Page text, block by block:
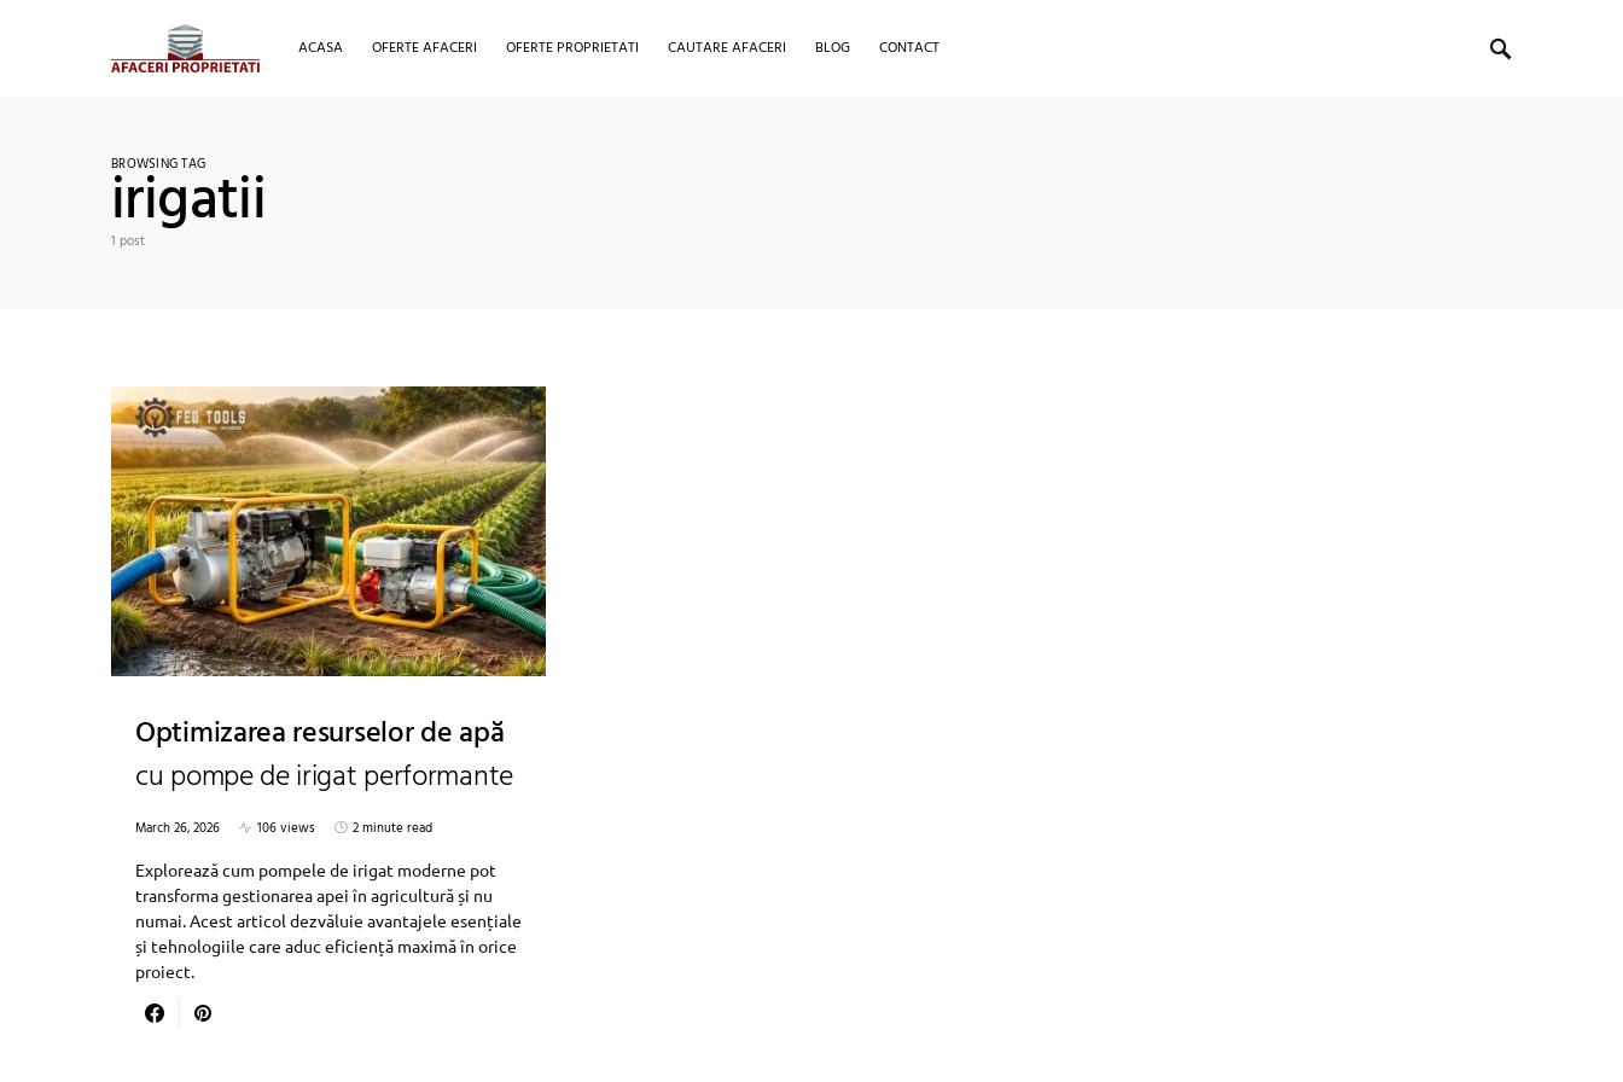
ACASA OFERTE AFACERI OFERTE PROPRIETATI CAUTARE AFACERI BLOG CONTACT
BROWSING TAG
irigatii
1 post
Optimizarea resurselor de apă
cu pompe de irigat performante
March 26, 2026 106 views
2 minute read
Explorează cum pompele de irigat moderne pot
transforma gestionarea apei în agricultură și nu
numai. Acest articol dezvăluie avantajele esențiale
și tehnologiile care aduc eficiență maximă în orice
proiect.